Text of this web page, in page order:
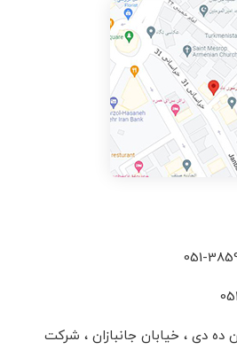
ده دی ، خیابان جانبازان ، شرکت